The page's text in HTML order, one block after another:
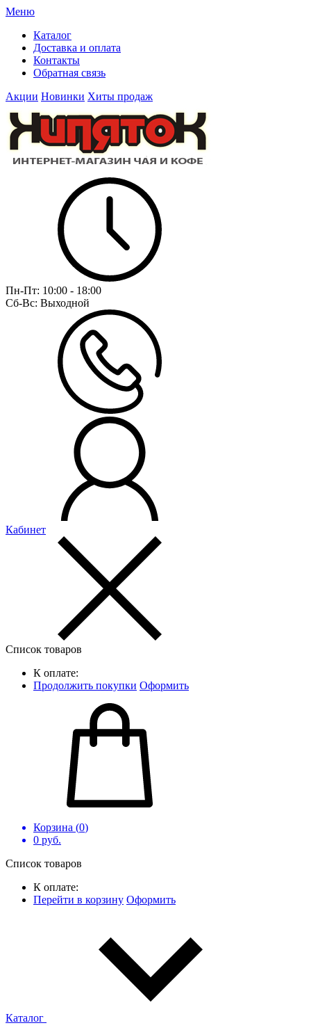
Меню
Каталог
Доставка и оплата
Контакты
Обратная связь
Акции Новинки Хиты продаж
Пн-Пт: 10:00 - 18:00
Сб-Вс: Выходной
Кабинет
Список товаров
К оплате:
Продолжить покупки Оформить
Корзина (0)
0 руб.
Список товаров
К оплате:
Перейти в корзину Оформить
Каталог